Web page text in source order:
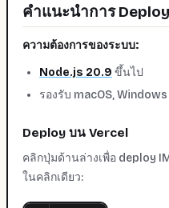
คำแนะนำการ Deploy
ความต้องการของระบบ:
Node.js 20.9 ขึ้นไป
รองรับ macOS,
Deploy บน Vercel
คลิกปุ่มด้านล่างเพื่อ deploy
ในคลิกเดียว: